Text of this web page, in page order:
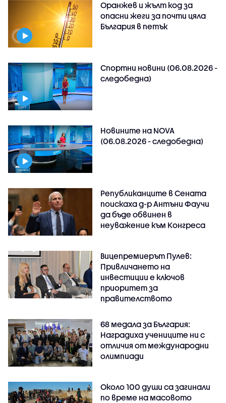
Оранжев и жълт код за
опасни жеги за почти цяла
България в петък
Спортни новини (06.08.2026 -
следобедна)
Новините на NOVA
(06.08.2026 - следобедна)
Републиканците в Сената
поискаха д-р Антъни Фаучи
да бъде обвинен в
неуважение към Конгреса
Вицепремиерът Пулев:
Привличането на
инвестиции е ключов
приоритет за
правителството
68 медала за България:
Наградиха учениците ни с
отличия от международни
олимпиади
Около 100 души са загинали
по време на масовото